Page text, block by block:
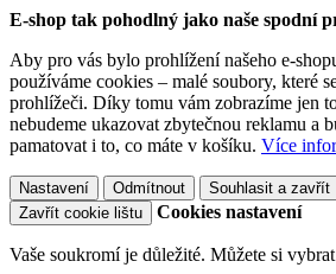
E-shop tak pohodlný jako naše spodní
Aby pro vás bylo prohlížení našeho e-
používáme cookies – malé soubory, které
prohlížeči. Díky tomu vám zobrazíme jen
nebudeme ukazovat zbytečnou reklamu a
pamatovat i to, co máte v košíku. Více
Nastavení Odmítnout
Souhlasit a zavřít
Zavřít cookie lištu
Cookies nastavení
Vaše soukromí je důležité. Můžete si